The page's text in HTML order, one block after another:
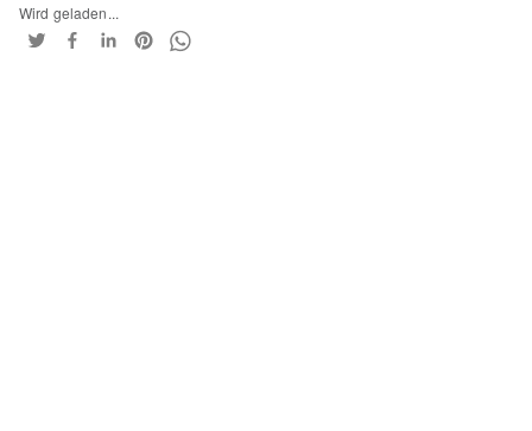
Wird geladen...